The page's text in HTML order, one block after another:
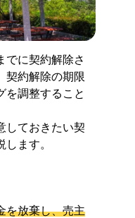
でに契約解除さ
契約解除の期限
を調整すること
しておきたい契
ます。
を放棄し、売主